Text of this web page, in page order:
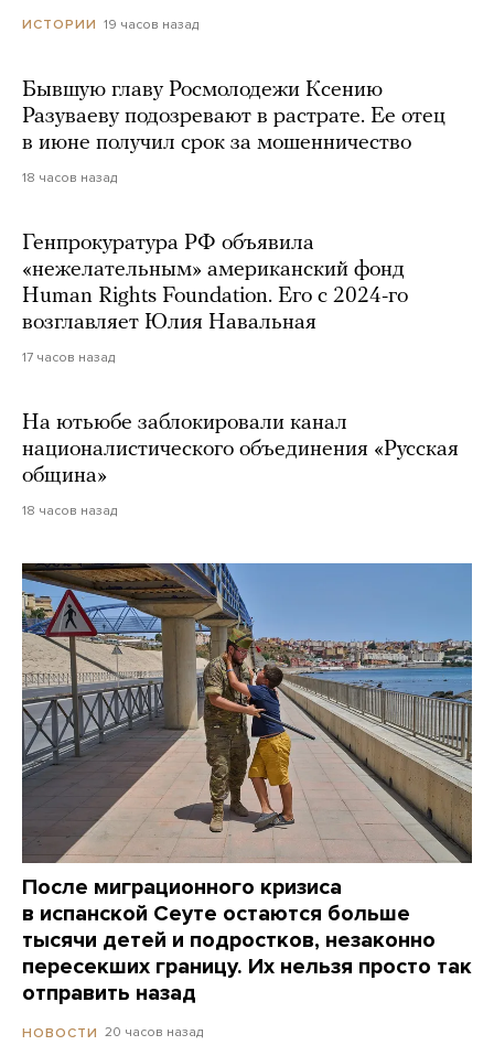
ИСТОРИИ 19 часов назад
Бывшую главу Росмолодежи Ксению
Разуваеву подозревают в растрате. Ее отец
в июне получил срок за мошенничество
18 часов назад
Генпрокуратура РФ объявила
«нежелательным» американский фонд
Human Rights Foundation. Его с 2024-го
возглавляет Юлия Навальная
17 часов назад
На ютьюбе заблокировали канал
националистического объединения «Русская
община»
18 часов назад
После миграционного кризиса
в испанской Сеуте остаются больше
тысячи детей и подростков, незаконно
пересекших границу. Их нельзя просто так
отправить назад
НОВОСТИ 20 часов назад